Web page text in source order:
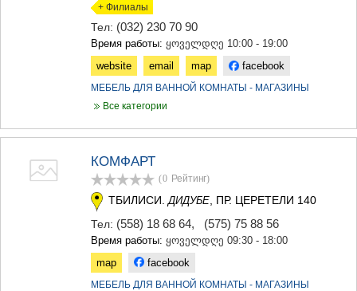
+ Филиалы
Тел: (032) 230 70 90
Время работы: ყოველდღე 10:00 - 19:00
website
email map facebook
МЕБЕЛЬ ДЛЯ ВАННОЙ КОМНАТЫ - МАГАЗИНЫ
Все категории
КОМФАРТ
(0 Рейтинг)
ТБИЛИСИ. ДИДУБЕ , ПР. ЦЕРЕТЕЛИ 140
Тел: (558) 18 68 64, (575) 75 88 56
Время работы: ყოველდღე 09:30 - 18:00
map
facebook
МЕБЕЛЬ ДЛЯ ВАННОЙ КОМНАТЫ - МАГАЗИНЫ